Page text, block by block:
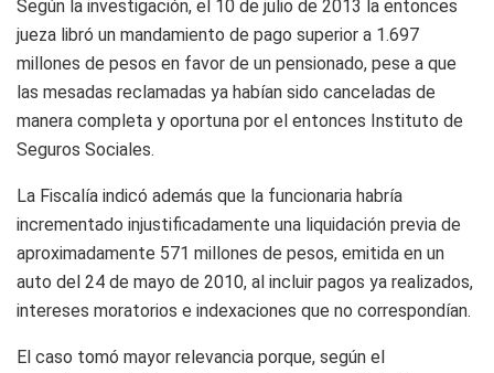
Según la investigación, el 10 de julio de 2013 la entonces
jueza libró un mandamiento de pago superior a 1.697
millones de pesos en favor de un pensionado, pese a que
las mesadas reclamadas ya habían sido canceladas de
manera completa y oportuna por el entonces Instituto de
Seguros Sociales.
La Fiscalía indicó además que la funcionaria habría
incrementado injustificadamente una liquidación previa de
aproximadamente 571 millones de pesos, emitida en un
auto del 24 de mayo de 2010, al incluir pagos ya realizados,
intereses moratorios e indexaciones que no correspondían.
El caso tomó mayor relevancia porque, según el